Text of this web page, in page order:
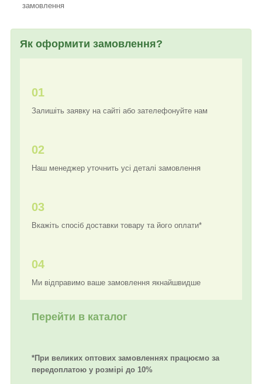
замовлення
Як оформити замовлення?
01
Залишіть заявку на сайті або зателефонуйте нам
02
Наш менеджер уточнить усі деталі замовлення
03
Вкажіть спосіб доставки товару та його оплати*
04
Ми відправимо ваше замовлення якнайшвидше
Перейти в каталог
*При великих оптових замовленнях працюємо за
передоплатою у розмірі до 10%